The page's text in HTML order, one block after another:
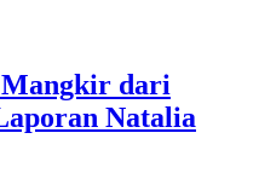
dari
Natalia